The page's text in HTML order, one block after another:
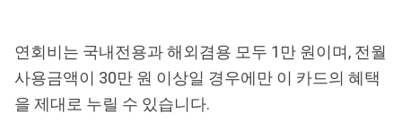
연회비는 국내전용과 해외겸용 모두 1만 원이며, 전월
사용금액이 30만 원 이상일 경우에만 이 카드의 혜택
을 제대로 누릴 수 있습니다.